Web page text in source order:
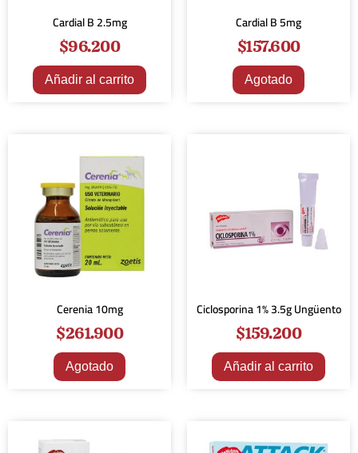
Cardial B 2.5mg
$96.200
Añadir al carrito
Cardial B 5mg
$157.600
Agotado
Cerenia 10mg
$261.900
Agotado
Ciclosporina 1% 3.5g Ungüento
$159.200
Añadir al carrito